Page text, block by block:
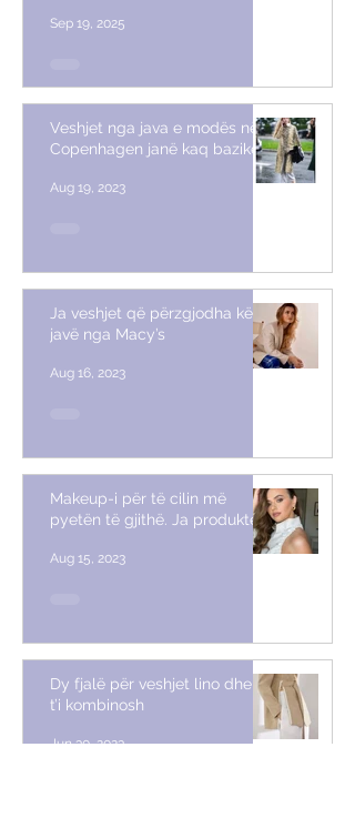
Sep 19, 2025
Veshjet nga java e modës në
Copenhagen janë kaq bazike
Aug 19, 2023
Ja veshjet që përzgjodha këtë
javë nga Macy’s
Aug 16, 2023
Makeup-i për të cilin më
pyetën të gjithë. Ja produktet
Aug 15, 2023
Dy fjalë për veshjet lino dhe si
t’i kombinosh
Jun 30, 2023